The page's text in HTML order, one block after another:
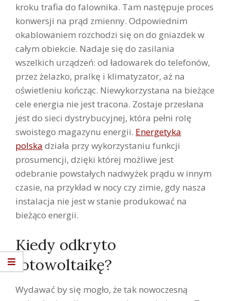
kroku trafia do falownika. Tam następuje proces
konwersji na prąd zmienny. Odpowiednim
okablowaniem rozchodzi się on do gniazdek w
całym obiekcie. Nadaje się do zasilania
wszelkich urządzeń: od ładowarek do telefonów,
przez żelazko, pralkę i klimatyzator, aż na
oświetleniu kończąc. Niewykorzystana na bieżące
cele energia nie jest tracona. Zostaje przesłana
jest do sieci dystrybucyjnej, która pełni rolę
swoistego magazynu energii. Energetyka
polska działa przy wykorzystaniu funkcji
prosumencji, dzięki której możliwe jest
odebranie powstałych nadwyżek prądu w innym
czasie, na przykład w nocy czy zimie, gdy nasza
instalacja nie jest w stanie produkować na
bieżąco energii.
Kiedy odkryto
fotowoltaikę?
Wydawać by się mogło, że tak nowoczesną